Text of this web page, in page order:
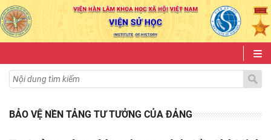
BẢO VỆ NỀN TẢNG TƯ TƯỞNG CỦA ĐẢNG